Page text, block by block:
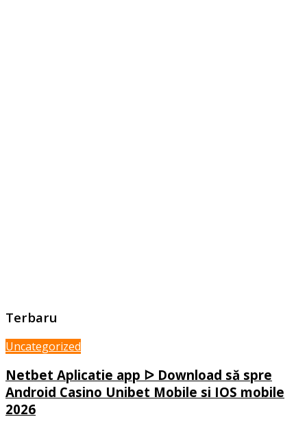
Terbaru
Uncategorized
Netbet Aplicatie app ᐅ Download să spre
Android Casino Unibet Mobile si IOS mobile
2026